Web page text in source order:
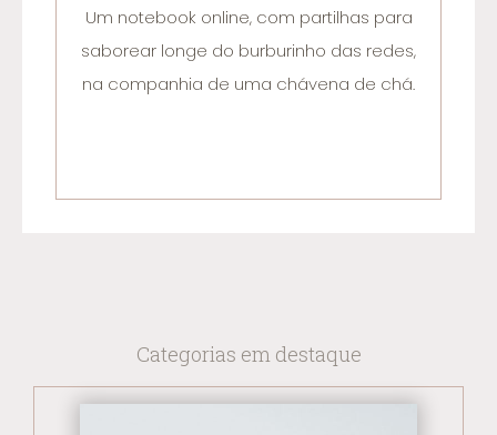
Um notebook online, com partilhas para
saborear longe do burburinho das redes,
na companhia de uma chávena de chá.
Categorias em destaque